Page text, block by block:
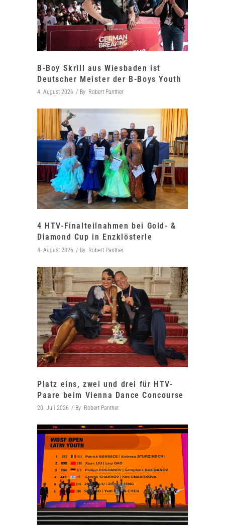
B-Boy Skrill aus Wiesbaden ist
Deutscher Meister der B-Boys Youth
4. August 2026 By Robert Panther
4 HTV-Finalteilnahmen bei Gold- &
Diamond Cup in Enzklösterle
4. August 2026 By Robert Panther
Platz eins, zwei und drei für HTV-
Paare beim Vienna Dance Concourse
20. Juli 2026 By Robert Panther